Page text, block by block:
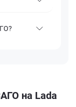
на Lada